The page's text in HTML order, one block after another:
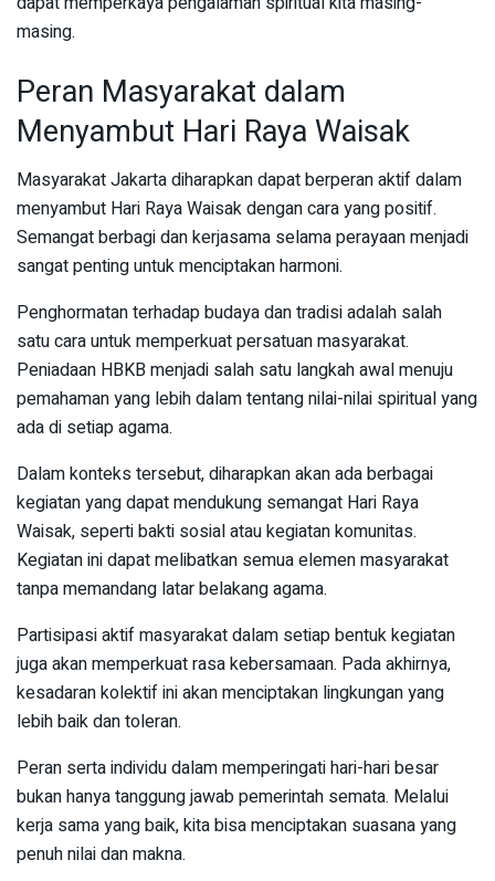
masing.
Peran Masyarakat dalam
Menyambut Hari Raya Waisak
Masyarakat Jakarta diharapkan dapat berperan aktif dalam
menyambut Hari Raya Waisak dengan cara yang positif.
Semangat berbagi dan kerjasama selama perayaan menjadi
sangat penting untuk menciptakan harmoni.
Penghormatan terhadap budaya dan tradisi adalah salah
satu cara untuk memperkuat persatuan masyarakat.
Peniadaan HBKB menjadi salah satu langkah awal menuju
pemahaman yang lebih dalam tentang nilai-nilai spiritual yang
ada di setiap agama.
Dalam konteks tersebut, diharapkan akan ada berbagai
kegiatan yang dapat mendukung semangat Hari Raya
Waisak, seperti bakti sosial atau kegiatan komunitas.
Kegiatan ini dapat melibatkan semua elemen masyarakat
tanpa memandang latar belakang agama.
Partisipasi aktif masyarakat dalam setiap bentuk kegiatan
juga akan memperkuat rasa kebersamaan. Pada akhirnya,
kesadaran kolektif ini akan menciptakan lingkungan yang
lebih baik dan toleran.
Peran serta individu dalam memperingati hari-hari besar
bukan hanya tanggung jawab pemerintah semata. Melalui
kerja sama yang baik, kita bisa menciptakan suasana yang
penuh nilai dan makna.